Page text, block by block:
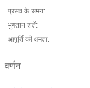
प्रसव के समय:
भुगतान शर्तें:
आपूर्ति की क्षमता:
वर्णन